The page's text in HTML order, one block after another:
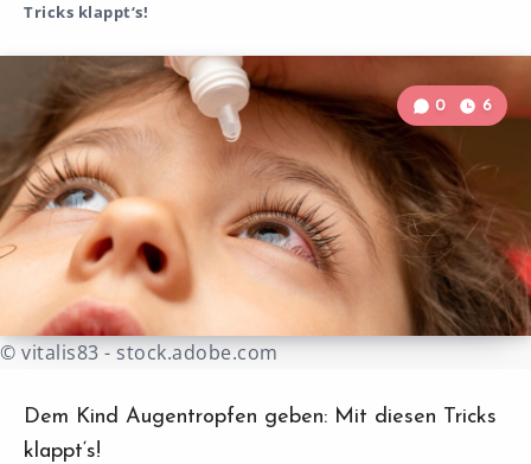
Tricks klappt‘s!
© vitalis83 - stock.adobe.com
Dem Kind Augentropfen geben: Mit diesen Tricks
klappt‘s!
0 6